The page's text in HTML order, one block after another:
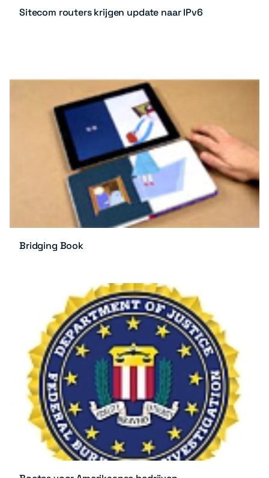
Sitecom routers krijgen update naar IPv6
Bridging Book